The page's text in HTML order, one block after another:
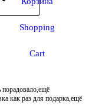
Shopping
Cart
порадовало,ещё
как раз для подарка,ещё